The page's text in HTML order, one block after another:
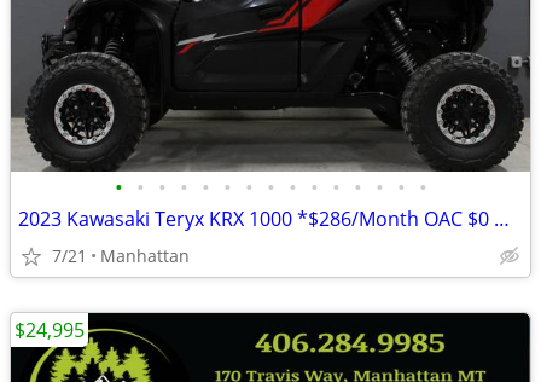
• • • • • • • • • • • • • • •
2023 Kawasaki Teryx KRX 1000 *$286/Month OAC $0 Down*
7/21 Manhattan
$24,995